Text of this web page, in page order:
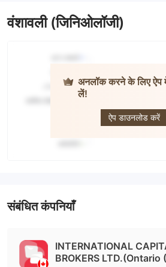
वंशावली (जिनिओलॉजी)
अनलॉक करने के लिए ऐप
लें!
ऐप डाउनलोड करें
संबंधित कंपनियाँ
INTERNATIONAL
BROKERS LTD.(Ontario